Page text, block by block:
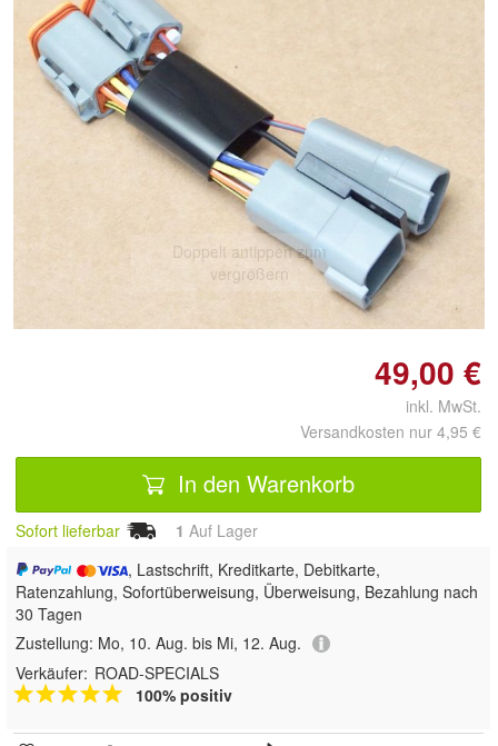
Doppelt antippen zum
vergrößern
49,00 €
inkl. MwSt.
Versandkosten nur 4,95 €
In den Warenkorb
Sofort lieferbar 1 Auf Lager
, Lastschrift, Kreditkarte, Debitkarte,
Ratenzahlung, Sofortüberweisung, Überweisung, Bezahlung nach
30 Tagen
Zustellung: Mo, 10. Aug. bis Mi, 12. Aug.
Verkäufer: ROAD-SPECIALS
100% positiv